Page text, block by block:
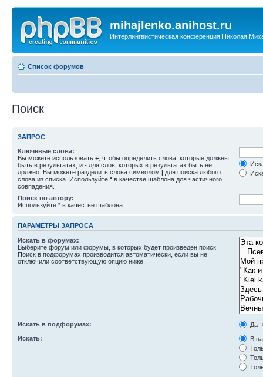
mihajlenko.anihost.ru
Интерлингвистическая конференция Николая
Список форумов
Поиск
ЗАПРОС
Ключевые слова:
Вы можете использовать + , чтобы определить слова, которые должны
быть в результатах, и - для слов, которых в результатах быть не
должно. Вы можете разделить слова символом | для поиска любого
слова из списка. Используйте * в качестве шаблона для частичного
совпадения.
Поиск по автору:
Используйте * в качестве шаблона.
ПАРАМЕТРЫ ЗАПРОСА
Искать в форумах:
Выберите форум или форумы, в которых будет произведен поиск.
Поиск в подфорумах производится автоматически, если вы не
отключили соответствующую опцию ниже.
Искать в подфорумах:
Да
Искать:
В